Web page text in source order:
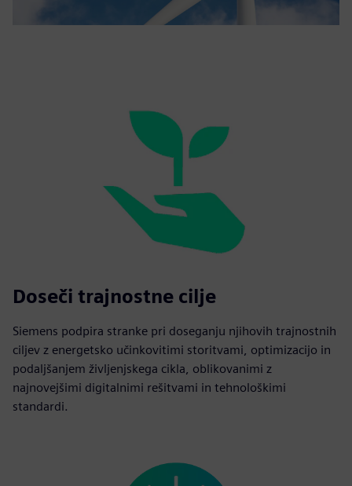
Doseči trajnostne cilje
Siemens podpira stranke pri doseganju njihovih trajnostnih
ciljev z energetsko učinkovitimi storitvami, optimizacijo in
podaljšanjem življenjskega cikla, oblikovanimi z
najnovejšimi digitalnimi rešitvami in tehnološkimi
standardi.